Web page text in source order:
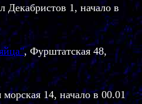
Декабристов 1, начало в
, Фурштатская 48,
14, начало в 00.01